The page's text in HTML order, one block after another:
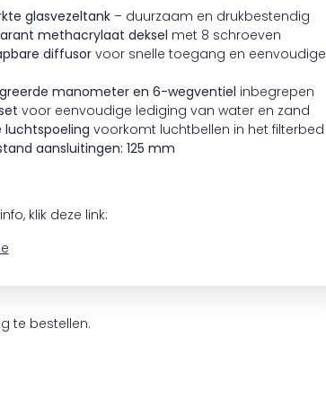
glasvezeltank– duurzaam en drukbestendig
methacrylaat deksel met 8 schroeven
diffusorvoor snelle toegang en eenvoudige
manometer en 6-wegventiel inbegrepen
voor eenvoudige lediging van water en zand
luchtspoeling voorkomt luchtbellen in het filterbed
aansluitingen: 125 mm
klik deze link:
te bestellen.